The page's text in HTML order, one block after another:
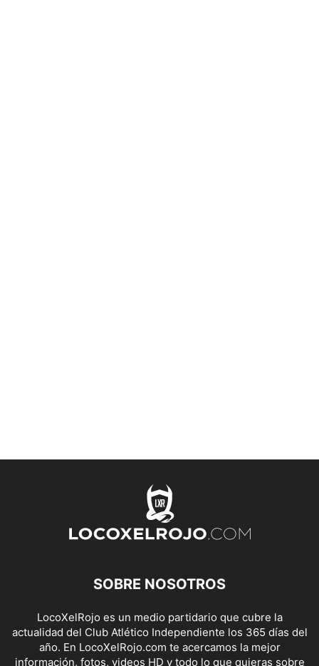
SOBRE NOSOTROS
LocoXelRojo es un medio partidario que cubre la
actualidad del Club Atlético Independiente los 365 días del
año. En LocoXelRojo.com te acercamos la mejor
información, fotos, videos HD y todo lo que quieras sobre